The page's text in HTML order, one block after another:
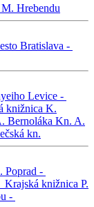
Hrebendu
Bratislava -
Levice -
knižnica K.
Bernoláka Kn. A.
kn.
Poprad -
Krajská knižnica P.
-